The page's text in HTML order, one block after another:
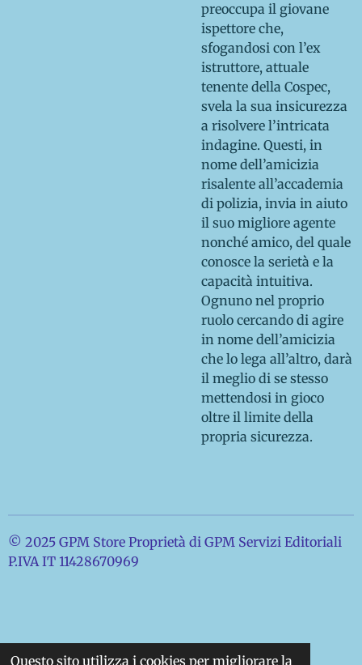
Questo sito utilizza i cookies per migliorare la
preoccupa il giovane
ispettore che,
sfogandosi con l’ex
istruttore, attuale
tenente della Cospec,
svela la sua insicurezza
a risolvere l’intricata
indagine. Questi, in
nome dell’amicizia
risalente all’accademia
di polizia, invia in aiuto
il suo migliore agente
nonché amico, del quale
conosce la serietà e la
capacità intuitiva.
Ognuno nel proprio
ruolo cercando di agire
in nome dell’amicizia
che lo lega all’altro, darà
il meglio di se stesso
mettendosi in gioco
oltre il limite della
propria sicurezza.
© 2025 GPM Store Proprietà di GPM Servizi Editoriali
P.IVA IT 11428670969